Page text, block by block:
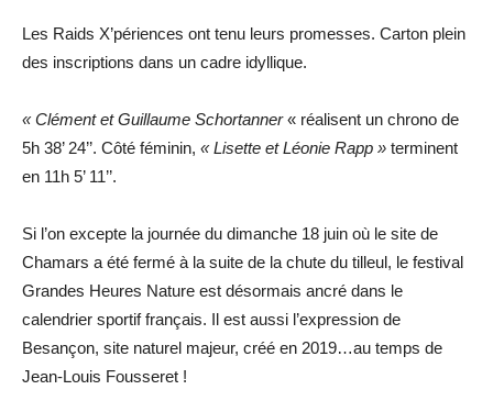
Les Raids X’périences ont tenu leurs promesses. Carton plein
des inscriptions dans un cadre idyllique.
« Clément et Guillaume Schortanner« réalisent un chrono de
5h 38’ 24’’. Côté féminin, « Lisette et Léonie Rapp » terminent
en 11h 5’ 11’’.
Si l’on excepte la journée du dimanche 18 juin où le site de
Chamars a été fermé à la suite de la chute du tilleul, le festival
Grandes Heures Nature est désormais ancré dans le
calendrier sportif français. Il est aussi l’expression de
Besançon, site naturel majeur, créé en 2019…au temps de
Jean-Louis Fousseret !